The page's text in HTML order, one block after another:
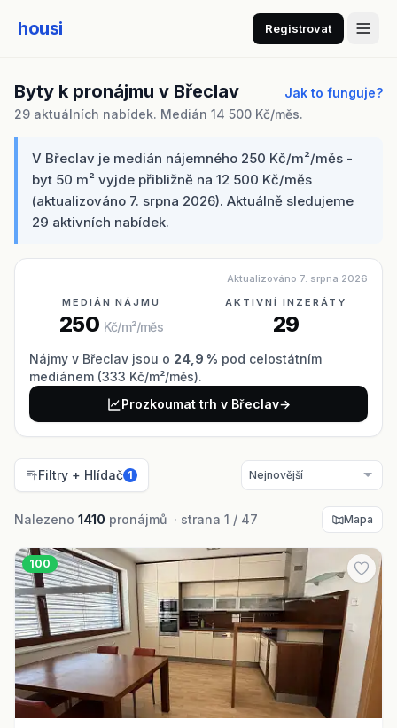
housi Registrovat
Byty k pronájmu v Břeclav
Jak to funguje?
29 aktuálních nabídek. Medián 14 500 Kč/měs.
V Břeclav je medián nájemného 250 Kč/m²/měs -
byt 50 m² vyjde přibližně na 12 500 Kč/měs
(aktualizováno 7. srpna 2026). Aktuálně sledujeme
29 aktivních nabídek.
Aktualizováno 7. srpna 2026
MEDIÁN NÁJMU
250 Kč/m²/měs
AKTIVNÍ INZERÁTY
29
Nájmy v Břeclav jsou o 24,9 % pod celostátním
mediánem (333 Kč/m²/měs).
Prozkoumat trh v Břeclav→
Filtry + Hlídač 1
Nalezeno 1410 pronájmů · strana 1 / 47 Mapa
100